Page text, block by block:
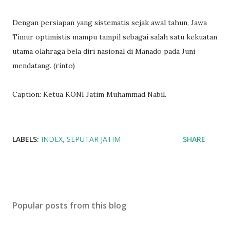
Dengan persiapan yang sistematis sejak awal tahun, Jawa
Timur optimistis mampu tampil sebagai salah satu kekuatan
utama olahraga bela diri nasional di Manado pada Juni
mendatang. (rinto)
Caption: Ketua KONI Jatim Muhammad Nabil.
LABELS: INDEX SEPUTAR JATIM SHARE
Popular posts from this blog